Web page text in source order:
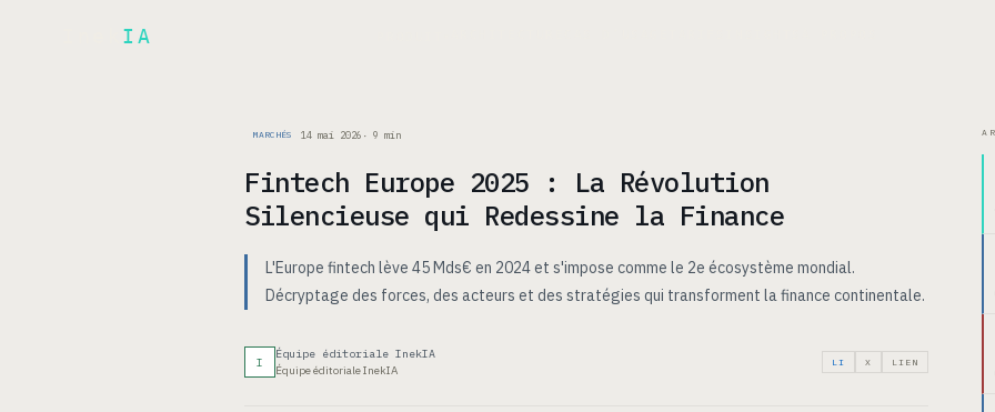
IA
MARCHÉS 14 mai 2026 · 9 min
Fintech Europe 2025 : La Révolution
Silencieuse qui Redessine la Finance
L'Europe fintech lève 45 Mds€ en 2024 et s'impose comme le 2e écosystème mondial.
Décryptage des forces, des acteurs et des stratégies qui transforment la finance continentale.
I
Équipe éditoriale InekIA
Équipe éditoriale InekIA
LI X LIEN